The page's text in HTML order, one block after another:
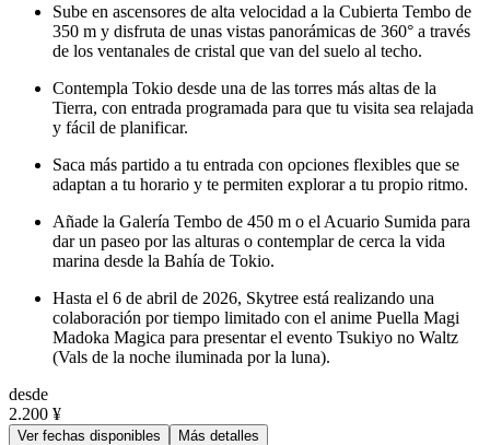
Sube en ascensores de alta velocidad a la Cubierta Tembo de
350 m y disfruta de unas vistas panorámicas de 360° a través
de los ventanales de cristal que van del suelo al techo.
Contempla Tokio desde una de las torres más altas de la
Tierra, con entrada programada para que tu visita sea relajada
y fácil de planificar.
Saca más partido a tu entrada con opciones flexibles que se
adaptan a tu horario y te permiten explorar a tu propio ritmo.
Añade la Galería Tembo de 450 m o el Acuario Sumida para
dar un paseo por las alturas o contemplar de cerca la vida
marina desde la Bahía de Tokio.
Hasta el 6 de abril de 2026, Skytree está realizando una
colaboración por tiempo limitado con el anime Puella Magi
Madoka Magica para presentar el evento Tsukiyo no Waltz
(Vals de la noche iluminada por la luna).
desde
2.200 ¥
Ver fechas disponibles Más detalles